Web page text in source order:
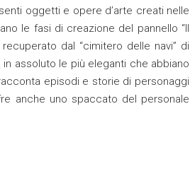
oggetti e opere d’arte creati nelle
le fasi di creazione del pannello “Il
dal “cimitero delle navi” di
assoluto le più eleganti che abbiano
episodi e storie di personaggi
anche uno spaccato del personale